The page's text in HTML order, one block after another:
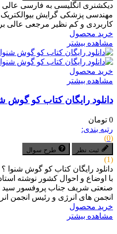
دیکشنری انگلیسی به فارسی
مهندسی پزشکی گرایش
کاربردی و کم نظیر مرجعی عالی
خرید محصول
مشاهده بیشتر
خرید محصول
مشاهده بیشتر
دانلود رایگان کتاب کو گوش
0 تومان
رتبه بندی:
(0)
ثبت نظر طرح سوال
(1)
دانلود رایگان کتاب کو گوش شنوا
با اوضاع و احوال کشور نوشته
صنعتی شریف جناب پروفسور سید
انجمن های انرژی و رئیس انجمن
خرید محصول
مشاهده بیشتر